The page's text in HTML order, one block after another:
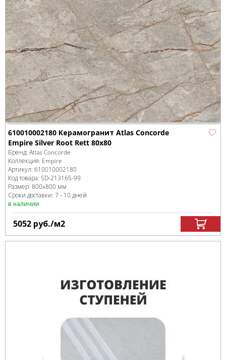
610010002180 Керамогранит Atlas Concorde
Empire Silver Root Rett 80x80
Бренд: Atlas Concorde
Коллекция: Empire
Артикул: 610010002180
Код товара: SD-213165-99
Размер: 800x800 мм
Сроки доставки: 7 - 10 дней
в наличии
5052 руб./м2